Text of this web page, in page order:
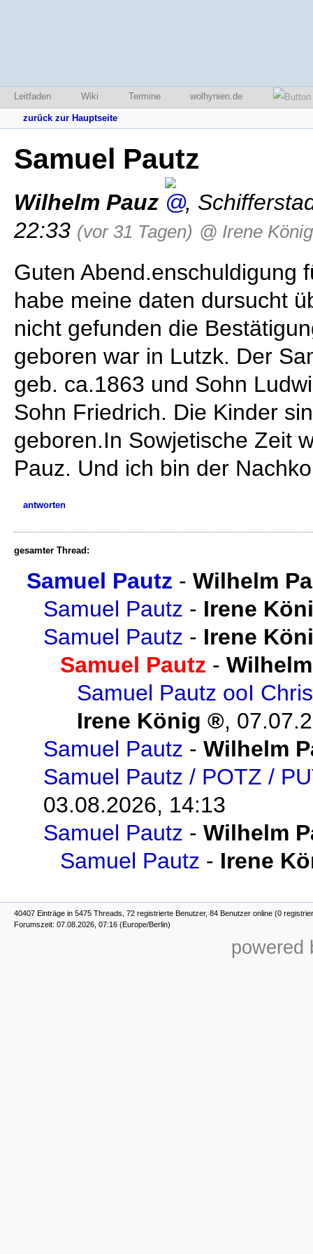
Leitfaden Wiki Termine wolhynien.de
zurück zur Hauptseite
Samuel Pautz
Wilhelm Pauz ,
22:33 (vor 31 Tagen) @ Irene König
Guten Abend.enschuldigung
habe meine daten dursucht
nicht gefunden die
geboren war in Lutzk. Der
geb. ca.1863 und Sohn
Sohn Friedrich. Die Kinder
geboren.In Sowjetische Zeit
Pauz. Und ich bin der
antworten
gesamter Thread:
Samuel Pautz - Wilhelm
Samuel Pautz - Irene
Samuel Pautz - Irene
Samuel Pautz -
Samuel Pautz ooI
Irene König
,
Samuel Pautz - Wilhelm
Samuel Pautz / POTZ /
03.08.2026, 14:13
Samuel Pautz - Wilhelm
Samuel Pautz - Irene
40407 Einträge in 5475 Threads, 72 registrierte Benutzer, 84 Benutzer online (0
Forumszeit: 07.08.2026, 07:16 (Europe/Berlin)
powered